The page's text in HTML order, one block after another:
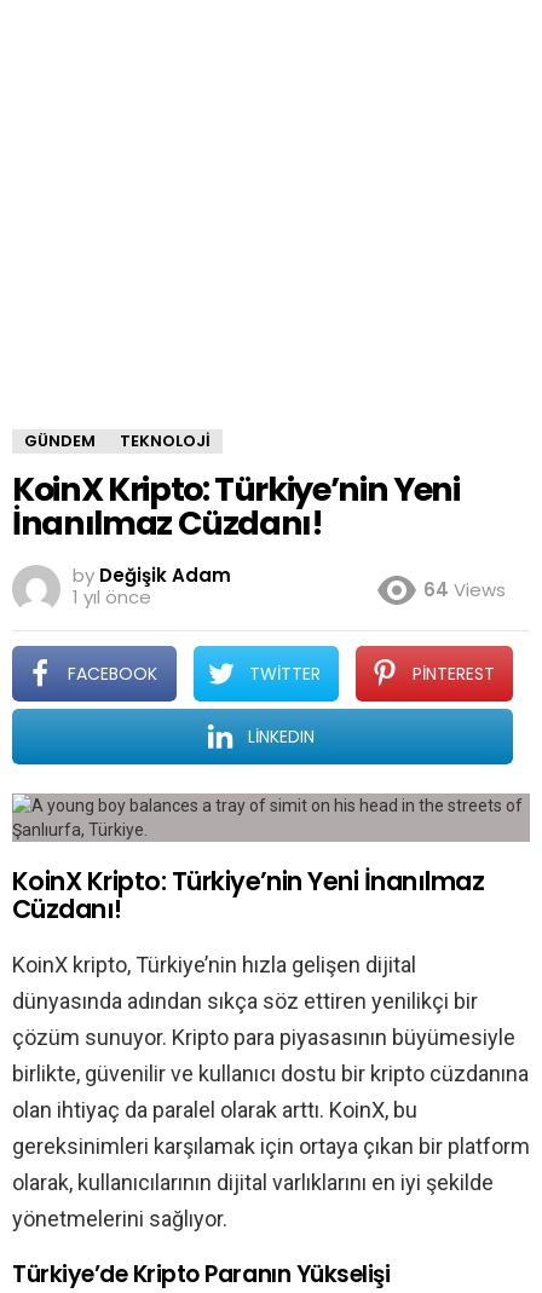
GÜNDEM TEKNOLOJI
KoinX Kripto: Türkiye’nin Yeni
İnanılmaz Cüzdanı!
by Değişik Adam
1 yıl önce
64 Views
FACEBOOK TWITTER PINTEREST
LINKEDIN
KoinX Kripto: Türkiye’nin Yeni İnanılmaz
Cüzdanı!
KoinX kripto, Türkiye’nin hızla gelişen dijital
dünyasında adından sıkça söz ettiren yenilikçi bir
çözüm sunuyor. Kripto para piyasasının büyümesiyle
birlikte, güvenilir ve kullanıcı dostu bir kripto cüzdanına
olan ihtiyaç da paralel olarak arttı. KoinX, bu
gereksinimleri karşılamak için ortaya çıkan bir platform
olarak, kullanıcılarının dijital varlıklarını en iyi şekilde
yönetmelerini sağlıyor.
Türkiye’de Kripto Paranın Yükselişi